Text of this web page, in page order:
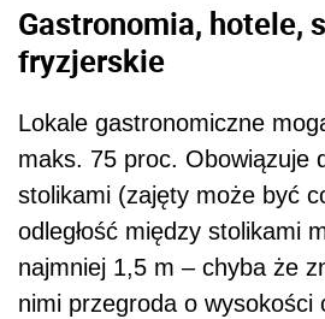
Gastronomia, hotele,
fryzjerskie
Lokale gastronomiczne
maks. 75 proc. Obowiązuje
stolikami (zajęty może być
odległość między stolikami
najmniej 1,5 m – chyba że
nimi przegroda o wysokości